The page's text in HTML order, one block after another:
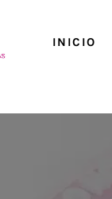
INICIO